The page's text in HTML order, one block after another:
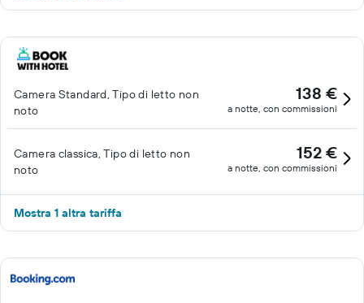
Camera Standard, Tipo di letto non
noto
138 €
a notte, con commissioni
Camera classica, Tipo di letto non
noto
152 €
a notte, con commissioni
Mostra 1 altra tariffa